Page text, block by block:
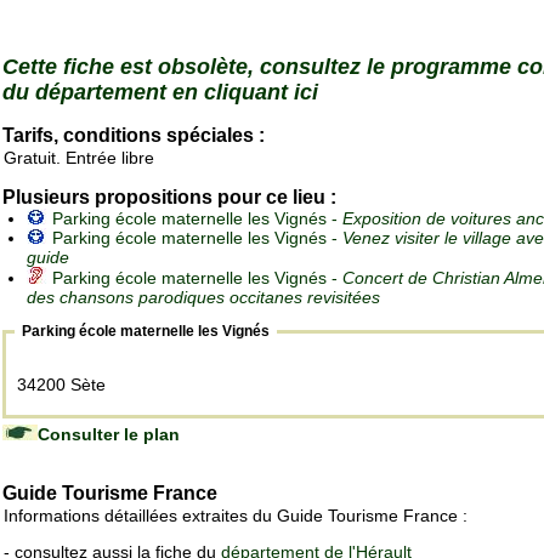
Cette fiche est obsolète, consultez le programme
du département en cliquant ici
Tarifs, conditions spéciales :
Gratuit. Entrée libre
Plusieurs propositions pour ce lieu :
Parking école maternelle les Vignés - Exposition de voitures
Parking école maternelle les Vignés - Venez visiter le village
guide
Parking école maternelle les Vignés - Concert de Christian
des chansons parodiques occitanes revisitées
Parking école maternelle les Vignés
34200 Sète
Consulter le plan
Guide Tourisme France
Informations détaillées extraites du Guide Tourisme France :
- consultez aussi la fiche du département de l'Hérault